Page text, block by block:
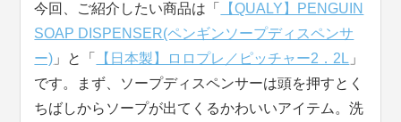
今回、ご紹介したい商品は「
【QUALY】PENGUIN
SOAP DISPENSER(ペンギンソープディスペンサ
ー) 」と「 【日本製】ロロプレ／ピッチャー2．2L 」
です。まず、ソープディスペンサーは頭を押すとく
ちばしからソープが出てくるかわいいアイテム。洗